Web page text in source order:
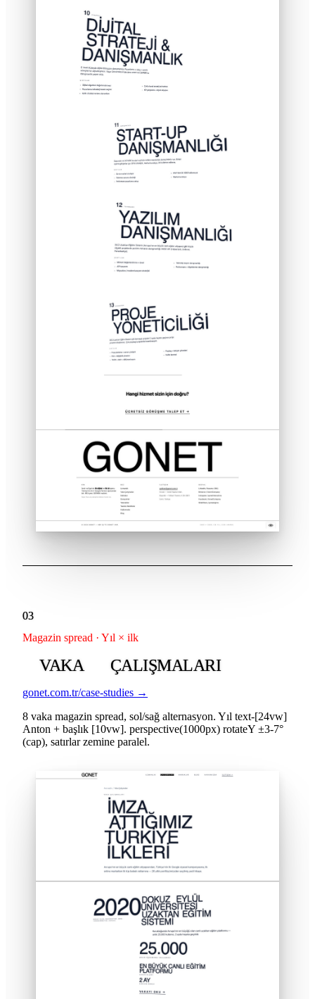
03
Magazin spread · Yıl × ilk
VAKA ÇALIŞMALARI
gonet.com.tr/case-studies →
8 vaka magazin spread, sol/sağ alternasyon. Yıl text-[24vw]
Anton + başlık [10vw]. perspective(1000px) rotateY ±3-7°
(cap), satırlar zemine paralel.